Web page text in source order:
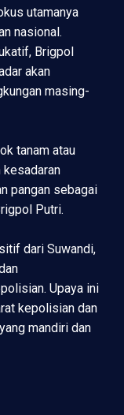
utamanya
nasional.
Brigpol
akan
masing-
tanam atau
kesadaran
pangan sebagai
Putri.
dari Suwandi,
Upaya ini
kepolisian dan
mandiri dan